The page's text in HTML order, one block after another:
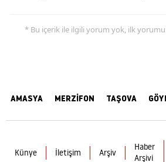
* Bu içerik ile ilgili yorum yok, ilk yorumu
AMASYA MERZİFON TAŞOVA
Künye İletişim Arşiv
Haber
Arşivi